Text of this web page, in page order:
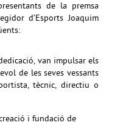
de la premsa
d’Esports Joaquim
van impulsar els
de les seves vessants
tècnic, directiu o
i fundació de